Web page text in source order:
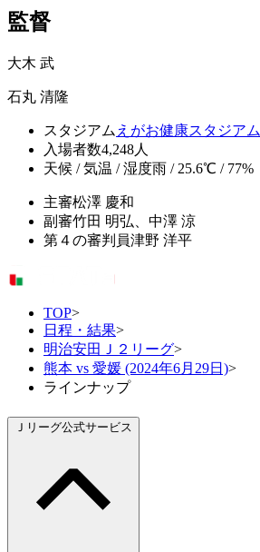
監督
大木 武
石丸 清隆
スタジアム えがお健康スタジアム
入場者数4,248人
天候 / 気温 / 湿度雨 / 25.6℃ / 77%
主審松澤 慶和
副審竹田 明弘、中澤 涼
第４の審判員津野 洋平
TOP>
日程・結果>
明治安田Ｊ２リーグ>
熊本 vs 愛媛 (2024年6月29日)>
ラインナップ
Ｊリーグ公式サービス